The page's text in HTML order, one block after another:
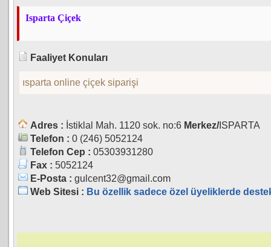
Isparta Çiçek
Faaliyet Konuları
ısparta online çiçek siparişi
Adres : İstiklal Mah. 1120 sok. no:6 Merkez/ISPARTA
Telefon : 0 (246) 5052124
Telefon Cep : 05303931280
Fax : 5052124
E-Posta : gulcent32@gmail.com
Web Sitesi : Bu özellik sadece özel üyeliklerde